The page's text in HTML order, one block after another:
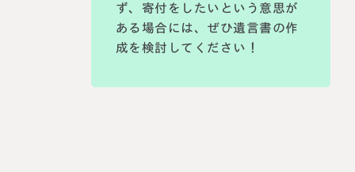
ず、寄付をしたいという意思が
ある場合には、ぜひ遺言書の作
成を検討してください！